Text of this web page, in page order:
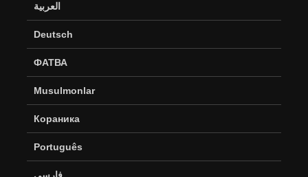
العربية
Deutsch
ФАТВА
Musulmonlar
Кораника
Português